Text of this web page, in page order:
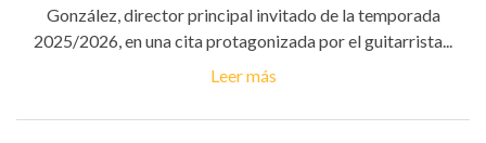
González, director principal invitado de la temporada
2025/2026, en una cita protagonizada por el guitarrista...
Leer más